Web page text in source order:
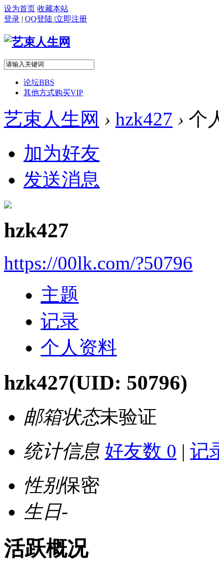
设为首页 收藏本站
登录 | QQ登陆 |立即注册
论坛BBS
其他方式购买VIP
艺束人生网 › hzk427 › 个
加为好友
发送消息
hzk427
https://00lk.com/?50796
主题
记录
个人资料
hzk427(UID: 50796)
邮箱状态未验证
统计信息 好友数 0 | 记
性别保密
生日-
活跃概况